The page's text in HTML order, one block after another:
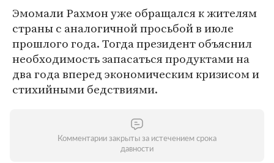
Эмомали Рахмон уже обращался к жителям
страны с аналогичной просьбой в июле
прошлого года. Тогда президент объяснил
необходимость запасаться продуктами на
два года вперед экономическим кризисом и
стихийными бедствиями.
Комментарии закрыты за истечением срока
давности